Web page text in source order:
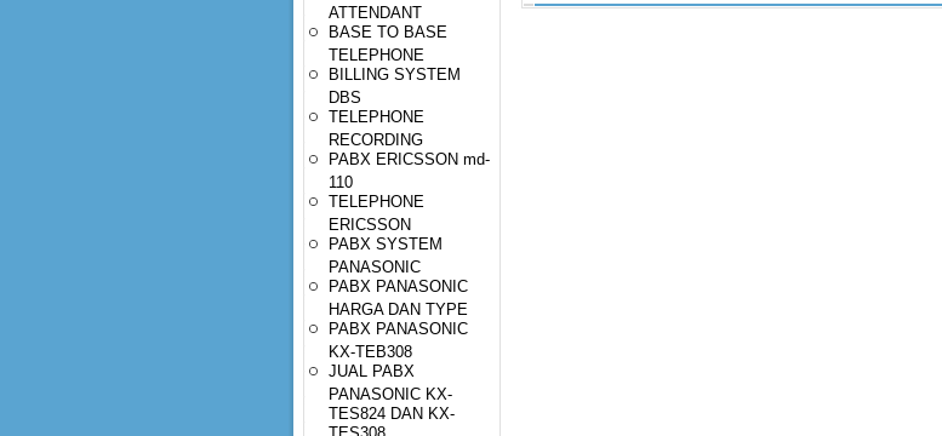
ATTENDANT
BASE TO BASE
TELEPHONE
BILLING SYSTEM
DBS
TELEPHONE
RECORDING
PABX ERICSSON md-
110
TELEPHONE
ERICSSON
PABX SYSTEM
PANASONIC
PABX PANASONIC
HARGA DAN TYPE
PABX PANASONIC
KX-TEB308
JUAL PABX
PANASONIC KX-
TES824 DAN KX-
TES308